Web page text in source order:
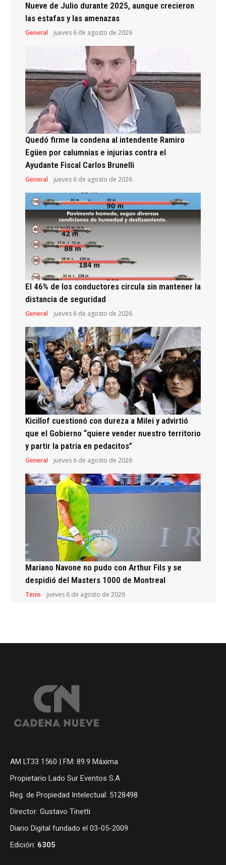
Nueve de Julio durante 2025, aunque crecieron
las estafas y las amenazas
General jueves 6 de agosto de 2026
Quedó firme la condena al intendente Ramiro
Egüen por calumnias e injurias contra el
Ayudante Fiscal Carlos Brunelli
General jueves 6 de agosto de 2026
El 46% de los conductores circula sin mantener la
distancia de seguridad
General jueves 6 de agosto de 2026
Kicillof cuestionó con dureza a Milei y advirtió
que el Gobierno “quiere vender nuestro territorio
y partir la patria en pedacitos”
General jueves 6 de agosto de 2026
Mariano Navone no pudo con Arthur Fils y se
despidió del Masters 1000 de Montreal
Tenis jueves 6 de agosto de 2026
AM LT33 1560 | FM: 89.9 Máxima
Propietario Lado Sur Eventos S.A
Reg. de Propiedad Intelectual: 5128498
Director: Gustavo Tinetti
Diario Digital fundado el 03-05-2009
Edición: 6305